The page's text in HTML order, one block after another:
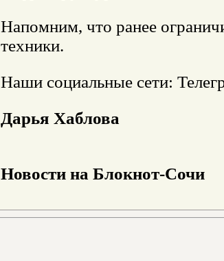
Напомним, что ранее
техники.
Наши социальные сети:
Дарья Хаблова
Новости на Блoкнoт-Сочи